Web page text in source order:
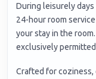
During leisurely days
24-hour room
your stay in the
exclusively
Crafted for coziness,